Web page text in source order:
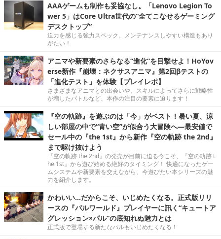
AAAゲームも制作も妥協なし。「Lenovo Legion To
wer 5」はCore Ultra世代の“全てこなせるゲーミング
デスクトップ”
迫力を感じる強力スペック。メンテナンスしやすい構造もあり
がたい！
アニマや新要素のさらなる“進化”を目撃せよ！HoYov
erse新作『崩壊：ネクサスアニマ』第2回βテストの
「進化テスト」を体験【プレイレポ】
さまざまなアニマとの出会いや、スキルによってさらに戦略性
が増したバトルなど、本作の注目の要素に迫ります！
『空の軌跡』を遊ぶのは「今」がベスト！暑い夏、涼
しい部屋の中で“青い空”が似合う大冒険へ―最安値で
セール中の『the 1st』から新作『空の軌跡 the 2nd』
まで駆け抜けよう
『空の軌跡 the 2nd』の発売が目前に迫る今こそ、『空の軌跡 t
he 1st』から遊び始める絶好のタイミング！ 快適になったゲー
ムシステムや新要素を交えながら、今遊びたい本シリーズの魅
力を紹介します。
かわいい…だからこそ、いじめたくなる。正式版リリ
ースの『パルワールド』プレイヤーに訊く“キュートア
グレッション×パル”の底知れぬ魅力とは
正式版で登場する新たなパルもいじめたくなる！